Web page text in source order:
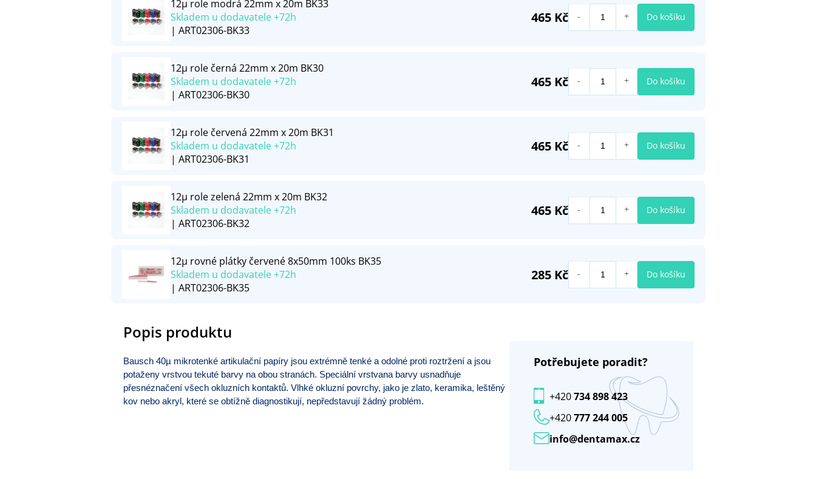
Popis produktu
Bausch 40µ mikrotenké artikulační papíry jsou extrémně tenké a odolné proti roztržení a jsou
potaženy vrstvou tekuté barvy na obou stranách. Speciální vrstvana barvy usnadňuje
přesnéznačení všech okluzních kontaktů. Vlhké okluzní povrchy, jako je zlato, keramika, leštěný
kov nebo akryl, které se obtížně diagnostikují, nepředstavují žádný problém.
Potřebujete poradit?
info@dentamax.cz
+420777 244 005
+420734 898 423
12µ role modrá 22mm x 20m BK33
Skladem u dodavatele +72h
| ART02306-BK33
465 Kč Do košíku
12µ role černá 22mm x 20m BK30
Skladem u dodavatele +72h
| ART02306-BK30
465 Kč Do košíku
12µ role červená 22mm x 20m BK31
Skladem u dodavatele +72h
| ART02306-BK31
465 Kč Do košíku
12µ role zelená 22mm x 20m BK32
Skladem u dodavatele +72h
| ART02306-BK32
465 Kč Do košíku
12µ rovné plátky červené 8x50mm 100ks BK35
Skladem u dodavatele +72h
| ART02306-BK35
285 Kč Do košíku